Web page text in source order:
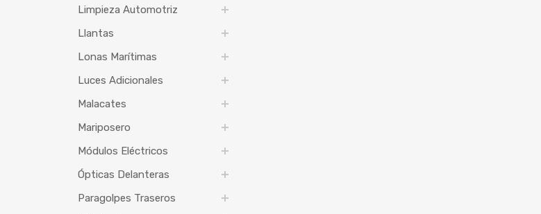
Limpieza Automotriz
Llantas
Lonas Marítimas
Luces Adicionales
Malacates
Mariposero
Módulos Eléctricos
Ópticas Delanteras
Paragolpes Traseros